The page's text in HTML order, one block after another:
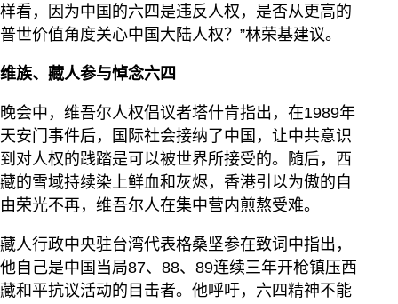
样看，因为中国的六四是违反人权，是否从更高的
普世价值角度关心中国大陆人权？”林荣基建议。
维族、藏人参与悼念六四
晚会中，维吾尔人权倡议者塔什肯指出，在1989年
天安门事件后，国际社会接纳了中国，让中共意识
到对人权的践踏是可以被世界所接受的。随后，西
藏的雪域持续染上鲜血和灰烬，香港引以为傲的自
由荣光不再，维吾尔人在集中营内煎熬受难。
藏人行政中央驻台湾代表格桑坚参在致词中指出，
他自己是中国当局87、88、89连续三年开枪镇压西
藏和平抗议活动的目击者。他呼吁，六四精神不能